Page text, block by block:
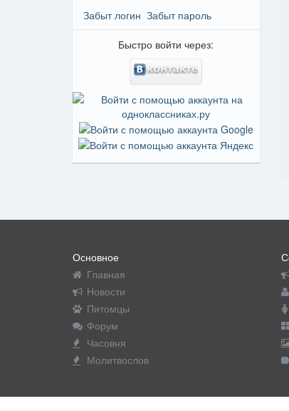
Забыт логин Забыт пароль
Быстро войти через:
Основное
Главная
Новости
Питомцы
Форум
Часовня
Молитвослов